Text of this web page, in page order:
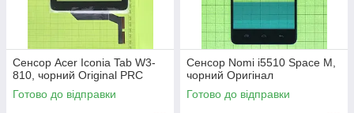
Сенсор Acer Iconia Tab W3-
810, чорний Original PRC
Готово до відправки
Сенсор Nomi i5510 Space M,
чорний Оригінал
Готово до відправки